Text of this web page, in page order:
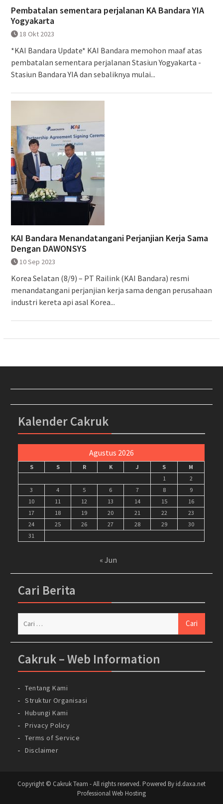
Pembatalan sementara perjalanan KA Bandara YIA
Yogyakarta
18 Okt 2023
*KAI Bandara Update* KAI Bandara memohon maaf atas
pembatalan sementara perjalanan Stasiun Yogyakarta -
Stasiun Bandara YIA dan sebaliknya mulai...
KAI Bandara Menandatangani Perjanjian Kerja Sama
Dengan DAWONSYS
10 Sep 2023
Korea Selatan (8/9) – PT Railink (KAI Bandara) resmi
menandatangani perjanjian kerja sama dengan perusahaan
industri kereta api asal Korea...
Kalender Cakruk
Agustus 2026
S S R K J S
M
1
2
3
4 5 6 7 8
9
10
11 12 13 14 15
16
17
18 19 20 21 22
23
24
25 26 27 28 29
30
31
« Jun
Cari Berita
Cakruk – Web Information
Tentang Kami
Struktur Organisasi
Hubungi Kami
Privacy Policy
Terms of Service
Disclaimer
Copyright © Cakruk Team - All rights reserved. Powered By id.daxa.net
Professional Web Hosting